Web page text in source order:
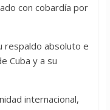
con cobardía por
respaldo absoluto e
Cuba y a su
internacional,